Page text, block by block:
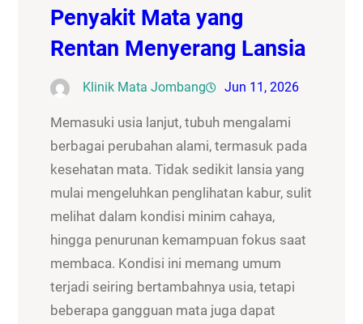
Penyakit Mata yang
Rentan Menyerang Lansia
Klinik Mata Jombang Jun 11, 2026
Memasuki usia lanjut, tubuh mengalami
berbagai perubahan alami, termasuk pada
kesehatan mata. Tidak sedikit lansia yang
mulai mengeluhkan penglihatan kabur, sulit
melihat dalam kondisi minim cahaya,
hingga penurunan kemampuan fokus saat
membaca. Kondisi ini memang umum
terjadi seiring bertambahnya usia, tetapi
beberapa gangguan mata juga dapat